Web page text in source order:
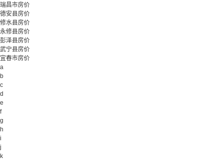
瑞昌市房价
德安县房价
修水县房价
永修县房价
彭泽县房价
武宁县房价
宜春市房价
a
b
c
d
e
f
g
h
i
j
k